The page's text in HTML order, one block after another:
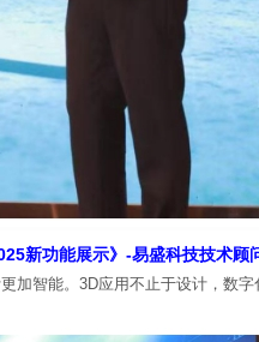
新功能展示》-易盛科技技术顾
加智能。3D应用不止于设计，数